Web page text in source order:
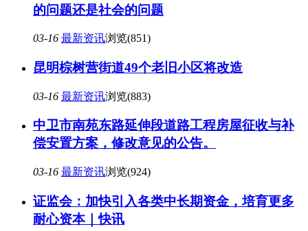
的问题还是社会的问题
03-16 最新资讯浏览(851)
昆明棕树营街道49个老旧小区将改造
03-16 最新资讯浏览(883)
中卫市南苑东路延伸段道路工程房屋征收与补
偿安置方案，修改意见的公告。
03-16 最新资讯浏览(924)
证监会：加快引入各类中长期资金，培育更多
耐心资本｜快讯